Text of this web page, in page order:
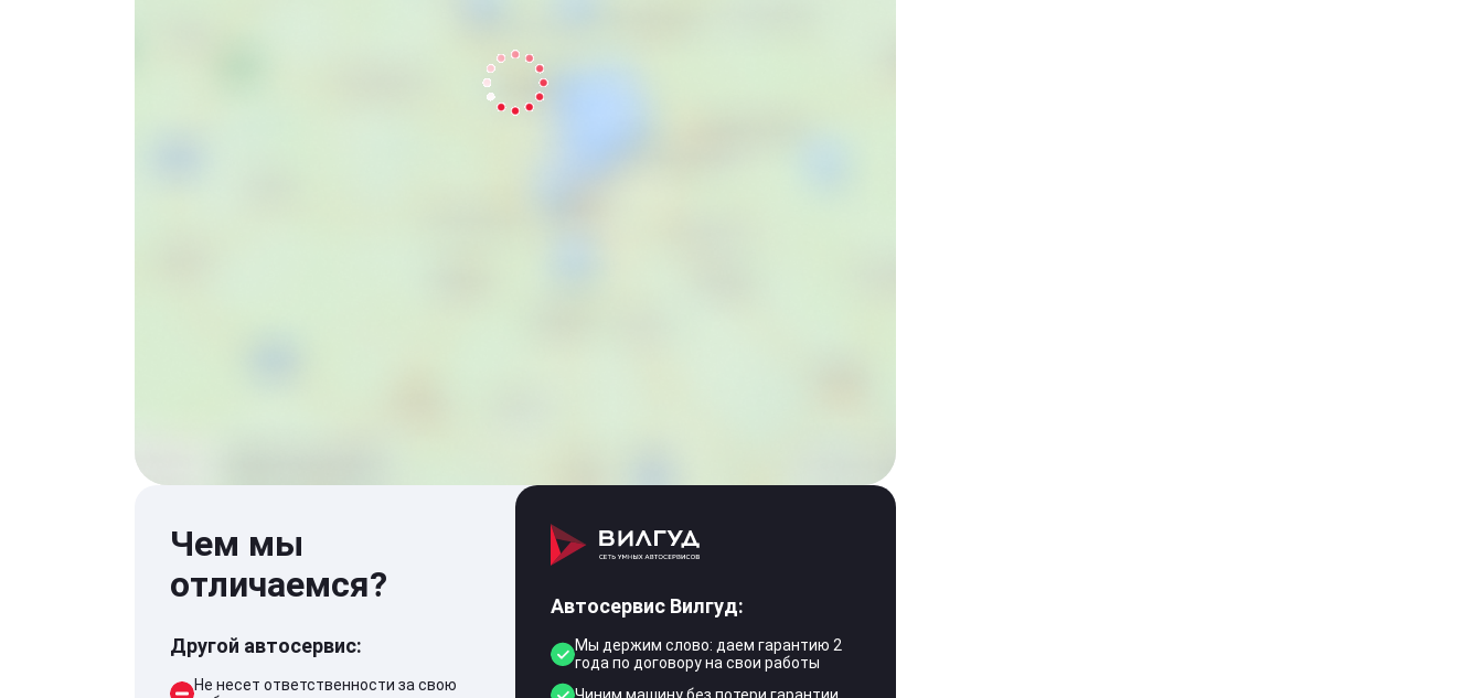
Чем мы
отличаемся?
Другой автосервис:
Не несет ответственности за свою
Автосервис Вилгуд:
Мы держим слово: даем гарантию 2
года по договору на свои работы
Чиним машину без потери гарантии